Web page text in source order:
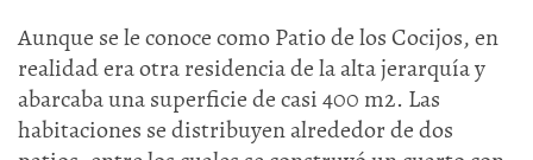
Aunque se le conoce como Patio de los Cocijos, en
realidad era otra residencia de la alta jerarquía y
abarcaba una superficie de casi 400 m2. Las
habitaciones se distribuyen alrededor de dos